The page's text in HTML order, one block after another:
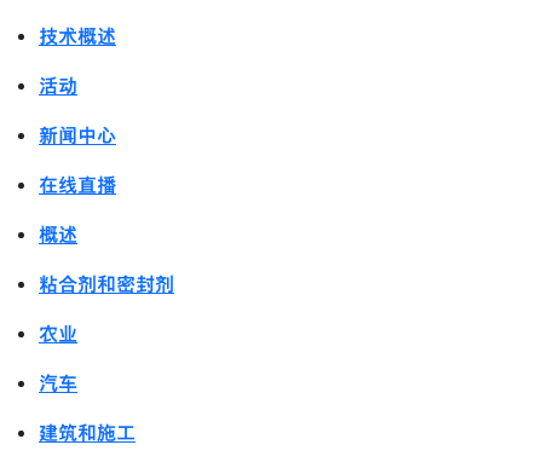
技术概述
活动
新闻中心
在线直播
概述
粘合剂和密封剂
农业
汽车
建筑和施工